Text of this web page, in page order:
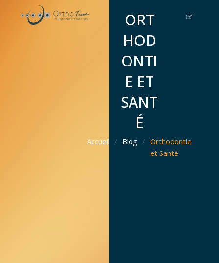
ORT
HOD
ONTI
E ET
SANT
É
Accueil / Blog / Orthodontie
et Santé